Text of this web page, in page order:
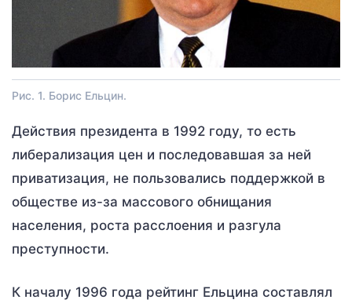
Рис. 1. Борис Ельцин.
Действия президента в 1992 году, то есть
либерализация цен и последовавшая за ней
приватизация, не пользовались поддержкой в
обществе из-за массового обнищания
населения, роста расслоения и разгула
преступности.
К началу 1996 года рейтинг Ельцина составлял